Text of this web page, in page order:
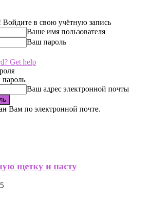
Войдите в свою учётную запись
Ваше имя пользователя
Ваш пароль
Get help
пароль
Ваш адрес электронной почты
Вам по электронной почте.
щетку и пасту